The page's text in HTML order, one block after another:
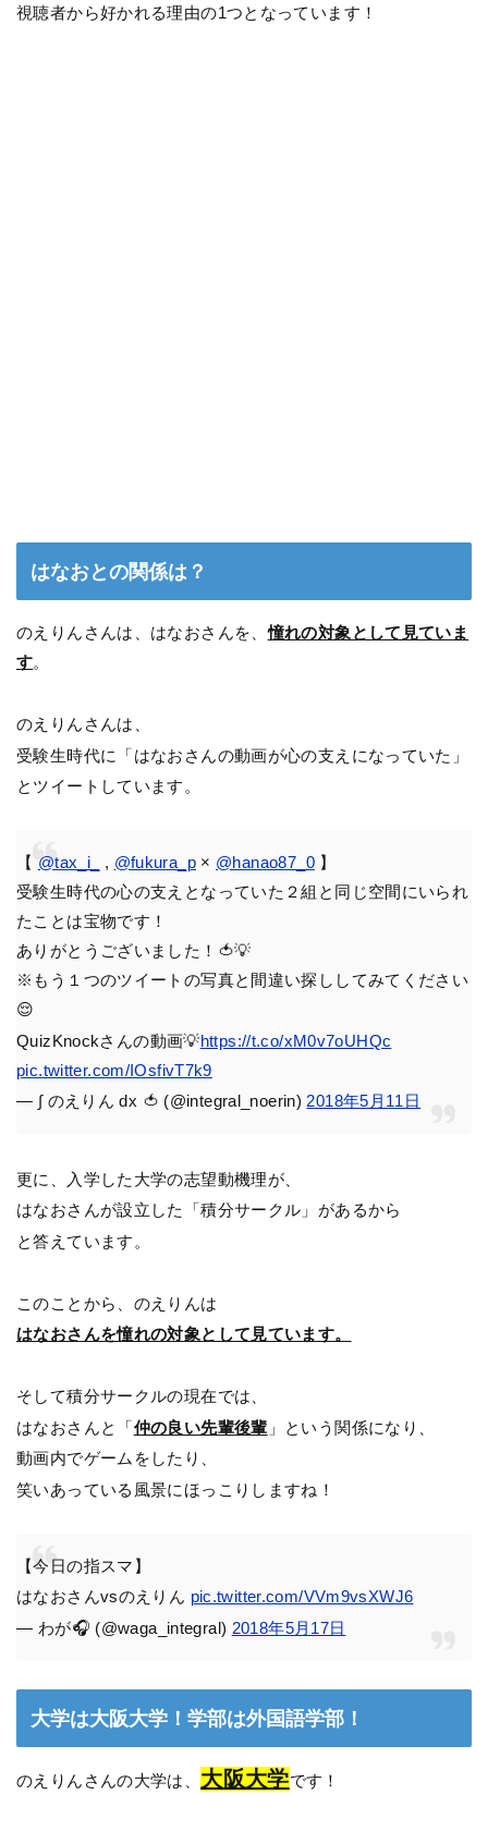
視聴者から好かれる理由の1つとなっています！
はなおとの関係は？
のえりんさんは、はなおさんを、憧れの対象として見ていま
す。
のえりんさんは、
受験生時代に「はなおさんの動画が心の支えになっていた」
とツイートしています。
【 @tax_i_ , @fukura_p× @hanao87_0】
受験生時代の心の支えとなっていた２組と同じ空間にいられ
たことは宝物です！
ありがとうございました！🍅💡
※もう１つのツイートの写真と間違い探ししてみてください
😌
QuizKnockさんの動画💡https://t.co/xM0v7oUHQc
pic.twitter.com/IOsfivT7k9
— ∫ のえりん dx 🍅 (@integral_noerin) 2018年5月11日
更に、入学した大学の志望動機理が、
はなおさんが設立した「積分サークル」があるから
と答えています。
このことから、のえりんは
はなおさんを憧れの対象として見ています。
そして積分サークルの現在では、
はなおさんと「仲の良い先輩後輩 」という関係になり、
動画内でゲームをしたり、
笑いあっている風景にほっこりしますね！
【今日の指スマ】
はなおさんvsのえりん pic.twitter.com/VVm9vsXWJ6
— わが🎧 (@waga_integral) 2018年5月17日
大学は大阪大学！学部は外国語学部！
のえりんさんの大学は、 大阪大学です！